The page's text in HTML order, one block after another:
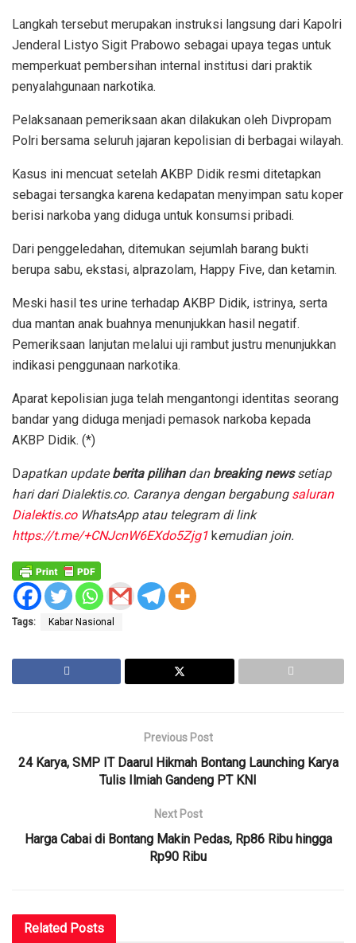
Langkah tersebut merupakan instruksi langsung dari Kapolri
Jenderal Listyo Sigit Prabowo sebagai upaya tegas untuk
memperkuat pembersihan internal institusi dari praktik
penyalahgunaan narkotika.
Pelaksanaan pemeriksaan akan dilakukan oleh Divpropam
Polri bersama seluruh jajaran kepolisian di berbagai wilayah.
Kasus ini mencuat setelah AKBP Didik resmi ditetapkan
sebagai tersangka karena kedapatan menyimpan satu koper
berisi narkoba yang diduga untuk konsumsi pribadi.
Dari penggeledahan, ditemukan sejumlah barang bukti
berupa sabu, ekstasi, alprazolam, Happy Five, dan ketamin.
Meski hasil tes urine terhadap AKBP Didik, istrinya, serta
dua mantan anak buahnya menunjukkan hasil negatif.
Pemeriksaan lanjutan melalui uji rambut justru menunjukkan
indikasi penggunaan narkotika.
Aparat kepolisian juga telah mengantongi identitas seorang
bandar yang diduga menjadi pemasok narkoba kepada
AKBP Didik. (*)
Dapatkan updateberita pilihan dan breaking newssetiap
hari dari Dialektis.co. Caranya dengan bergabung saluran
Dialektis.co WhatsApp atau telegram di link
https://t.me/+CNJcnW6EXdo5Zjg1 kemudian join.
Tags: Kabar Nasional
Previous Post
24 Karya, SMP IT Daarul Hikmah Bontang Launching Karya
Tulis Ilmiah Gandeng PT KNI
Next Post
Harga Cabai di Bontang Makin Pedas, Rp86 Ribu hingga
Rp90 Ribu
Related Posts